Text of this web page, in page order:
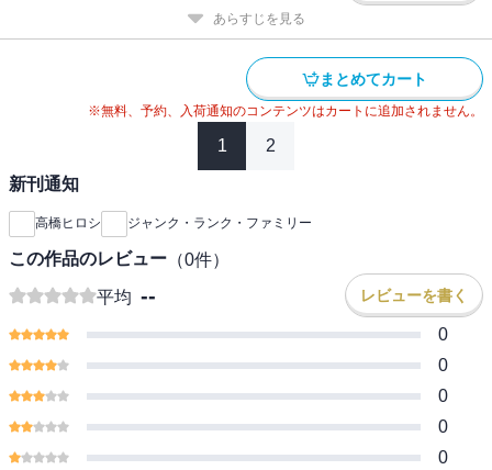
あらすじを見る
まとめてカート
※無料、予約、入荷通知のコンテンツはカートに追加されません。
1 2
新刊通知
高橋ヒロシ ジャンク・ランク・ファミリー
この作品のレビュー （0件）
平均 -- レビューを書く
0
0
0
0
0